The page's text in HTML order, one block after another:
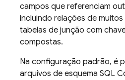
campos que referenciam
incluindo relações de
tabelas de junção com
compostas.
Na configuração padrão, é
arquivos de esquema SQL